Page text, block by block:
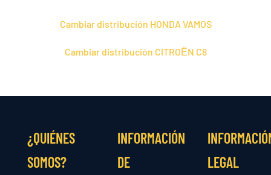
Cambiar distribución HONDA VAMOS
Cambiar distribución CITROЁN C8
¿QUIÉNES
SOMOS?
INFORMACIÓN
DE
LEGAL